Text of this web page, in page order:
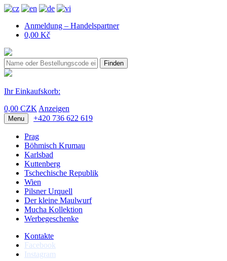
Anmeldung – Handelspartner
0,00 Kč
Finden
Ihr Einkaufskorb:
0,00 CZK Anzeigen
Menu +420 736 622 619
Prag
Böhmisch Krumau
Karlsbad
Kuttenberg
Tschechische Republik
Wien
Pilsner Urquell
Der kleine Maulwurf
Mucha Kollektion
Werbegeschenke
Kontakte
Facebook
Instagram